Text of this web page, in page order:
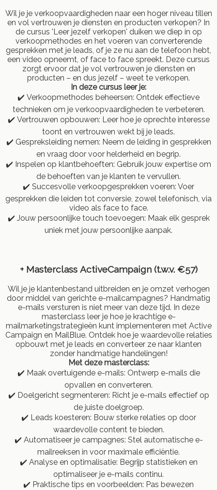
Wil je je verkoopvaardigheden naar een hoger niveau tillen
en vol vertrouwen je diensten en producten verkopen? In
de cursus 'Leer jezelf verkopen' duiken we diep in op
verkoopmethodes en het voeren van converterende
gesprekken met je leads, of je ze nu aan de telefoon hebt,
een video opneemt, of face to face spreekt. Deze cursus
zorgt ervoor dat je vol vertrouwen je diensten en
producten – en dus jezelf – weet te verkopen.
In deze cursus leer je:
✔️ Verkoopmethodes beheersen: Ontdek effectieve
technieken om je verkoopvaardigheden te verbeteren.
✔️ Vertrouwen opbouwen: Leer hoe je oprechte interesse
toont en vertrouwen wekt bij je leads.
✔️ Gespreksleiding nemen: Neem de leiding in gesprekken
en vraag door voor helderheid en begrip.
✔️ Inspelen op klantbehoeften: Gebruik jouw expertise om
de behoeften van je klanten te vervullen.
✔️ Succesvolle verkoopgesprekken voeren: Voer
gesprekken die leiden tot conversie, zowel telefonisch, via
video als face to face.
✔️ Jouw persoonlijke touch toevoegen: Maak elk gesprek
uniek met jouw persoonlijke aanpak.
+ MasterclassActiveCampaign (t.w.v. €57)
Wil je je klantenbestand uitbreiden en je omzet verhogen
door middel van gerichte e-mailcampagnes? Handmatig
e-mails versturen is niet meer van deze tijd. In deze
masterclass leer je hoe je krachtige e-
mailmarketingstrategieën kunt implementeren met Active
Campaign en MailBlue. Ontdek hoe je waardevolle relaties
opbouwt met je leads en converteer ze naar klanten
zonder handmatige handelingen!
Met deze masterclass:
✔️ Maak overtuigende e-mails: Ontwerp e-mails die
opvallen en converteren.
✔️ Doelgericht segmenteren: Richt je e-mails effectief op
de juiste doelgroep.
✔️ Leads koesteren: Bouw sterke relaties op door
waardevolle content te bieden.
✔️ Automatiseer je campagnes: Stel automatische e-
mailreeksen in voor maximale efficiëntie.
✔️ Analyse en optimalisatie: Begrijp statistieken en
optimaliseer je e-mails continu.
✔️ Praktische tips en voorbeelden: Pas bewezen